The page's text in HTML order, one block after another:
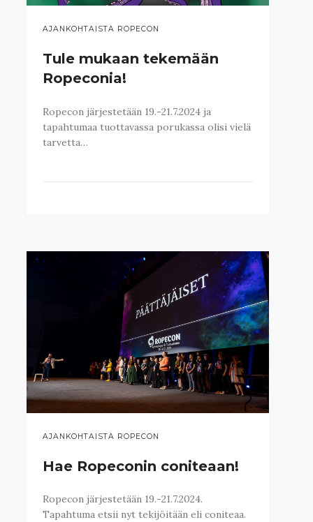
AJANKOHTAISTA ROPECON
Tule mukaan tekemään
Ropeconia!
Ropecon järjestetään 19.-21.7.2024 ja
tapahtumaa tuottavassa porukassa olisi vielä
tarvetta…
AJANKOHTAISTA ROPECON
Hae Ropeconin coniteaan!
Ropecon järjestetään 19.-21.7.2024.
Tapahtuma etsii nyt tekijöitään eli coniteaa.